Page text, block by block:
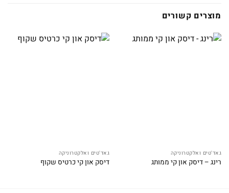
מוצרים קשורים
גאד'טים ואלקטרוניקה
רינג – דיסק און קי ממותג
גאד'טים ואלקטרוניקה
דיסק און קי כרטיס שקוף